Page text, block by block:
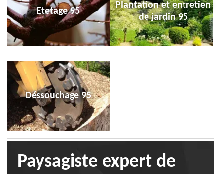
Etetage 95
Plantation et entretien
de jardin 95
Déssouchage 95
Paysagiste expert de